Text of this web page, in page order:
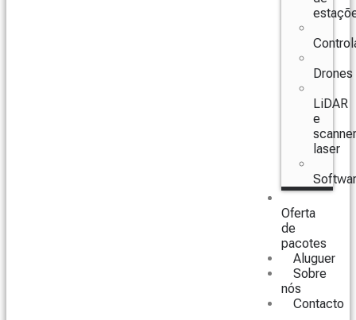
Drones
LiDAR
e
scanner
laser
Oferta
de
pacotes
Aluguer
Sobre
nós
Contacto